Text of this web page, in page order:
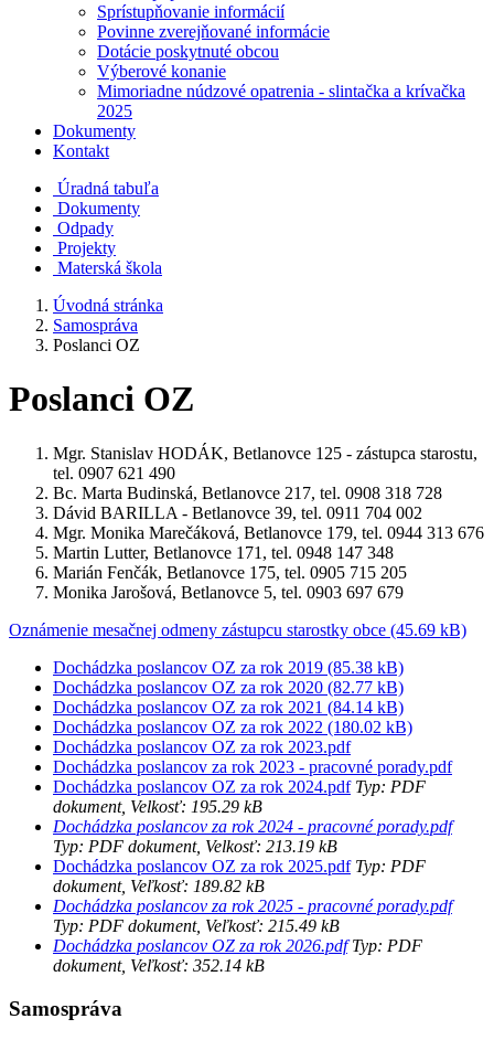
Sprístupňovanie informácií
Povinne zverejňované informácie
Dotácie poskytnuté obcou
Výberové konanie
Mimoriadne núdzové opatrenia - slintačka a krívačka
2025
Dokumenty
Kontakt
Úradná tabuľa
Dokumenty
Odpady
Projekty
Materská škola
Úvodná stránka
Samospráva
Poslanci OZ
Poslanci OZ
Mgr. Stanislav HODÁK, Betlanovce 125 - zástupca starostu,
tel. 0907 621 490
Bc. Marta Budinská, Betlanovce 217, tel. 0908 318 728
Dávid BARILLA - Betlanovce 39, tel. 0911 704 002
Mgr. Monika Marečáková, Betlanovce 179, tel. 0944 313 676
Martin Lutter, Betlanovce 171, tel. 0948 147 348
Marián Fenčák, Betlanovce 175, tel. 0905 715 205
Monika Jarošová, Betlanovce 5, tel. 0903 697 679
Oznámenie mesačnej odmeny zástupcu starostky obce (45.69 kB)
Dochádzka poslancov OZ za rok 2019 (85.38 kB)
Dochádzka poslancov OZ za rok 2020 (82.77 kB)
Dochádzka poslancov OZ za rok 2021 (84.14 kB)
Dochádzka poslancov OZ za rok 2022 (180.02 kB)
Dochádzka poslancov OZ za rok 2023.pdf
Dochádzka poslancov za rok 2023 - pracovné porady.pdf
Dochádzka poslancov OZ za rok 2024.pdfTyp: PDF
dokument, Velkosť: 195.29 kB
Dochádzka poslancov za rok 2024 - pracovné porady.pdf
Typ: PDF dokument, Velkosť: 213.19 kB
Dochádzka poslancov OZ za rok 2025.pdfTyp: PDF
dokument, Veľkosť: 189.82 kB
Dochádzka poslancov za rok 2025 - pracovné porady.pdf
Typ: PDF dokument, Veľkosť: 215.49 kB
Dochádzka poslancov OZ za rok 2026.pdfTyp: PDF
dokument, Veľkosť: 352.14 kB
Samospráva